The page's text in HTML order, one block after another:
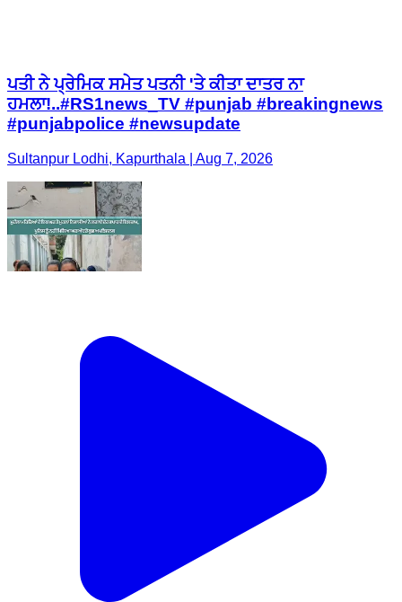
ਪਤੀ ਨੇ ਪ੍ਰੇਮਿਕ ਸਮੇਤ ਪਤਨੀ 'ਤੇ ਕੀਤਾ ਦਾਤਰ ਨਾ
ਹਮਲਾ!..#RS1news_TV #punjab #breakingnews
#punjabpolice #newsupdate
Sultanpur Lodhi, Kapurthala | Aug 7, 2026